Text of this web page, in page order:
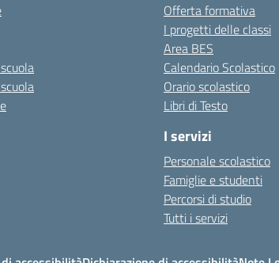
Offerta formativa
I progetti delle classi
Area BES
Calendario Scolastico
Orario scolastico
Libri di Testo
I servizi
Personale scolastico
Famiglie e studenti
Percorsi di studio
Tutti i servizi